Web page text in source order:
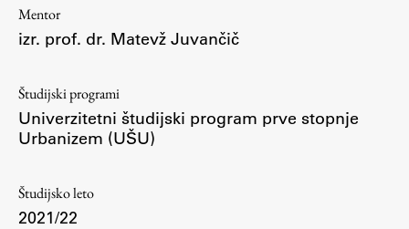
Knjižnica
Mednarodno sodelovanje
Konzorciji
Tržna dejavnost
Intranet UL FA
Mentor
izr. prof. dr. Matevž Juvančič
Študijski programi
Univerzitetni študijski program prve stopnje
Urbanizem (UŠU)
Študijsko leto
2021/22